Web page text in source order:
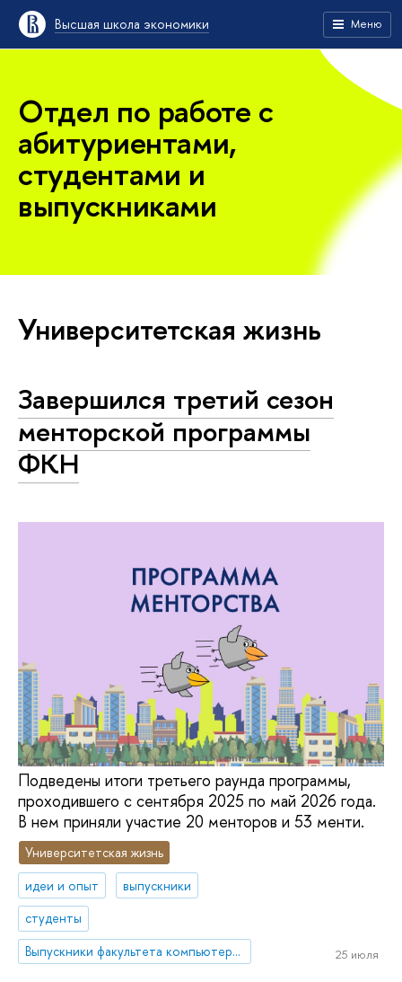
Высшая школа экономики Меню
Отдел по работе с
абитуриентами,
студентами и
выпускниками
Университетская жизнь
Завершился третий сезон
менторской программы
ФКН
Подведены итоги третьего раунда программы,
проходившего с сентября 2025 по май 2026 года.
В нем приняли участие 20 менторов и 53 менти.
Университетская жизнь
идеи и опыт
выпускники
студенты
Выпускники факультета компьютерных наук
25 июля